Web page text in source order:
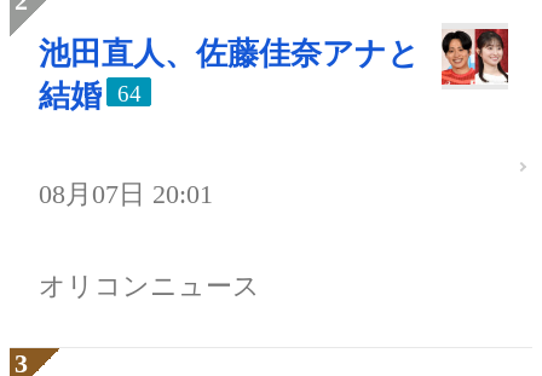
池田直人、佐藤佳奈アナと
結婚
64
08月07日 20:01
オリコンニュース